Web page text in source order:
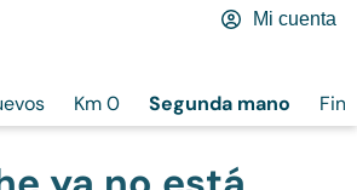
Km 0 Segunda mano
Mi cuenta